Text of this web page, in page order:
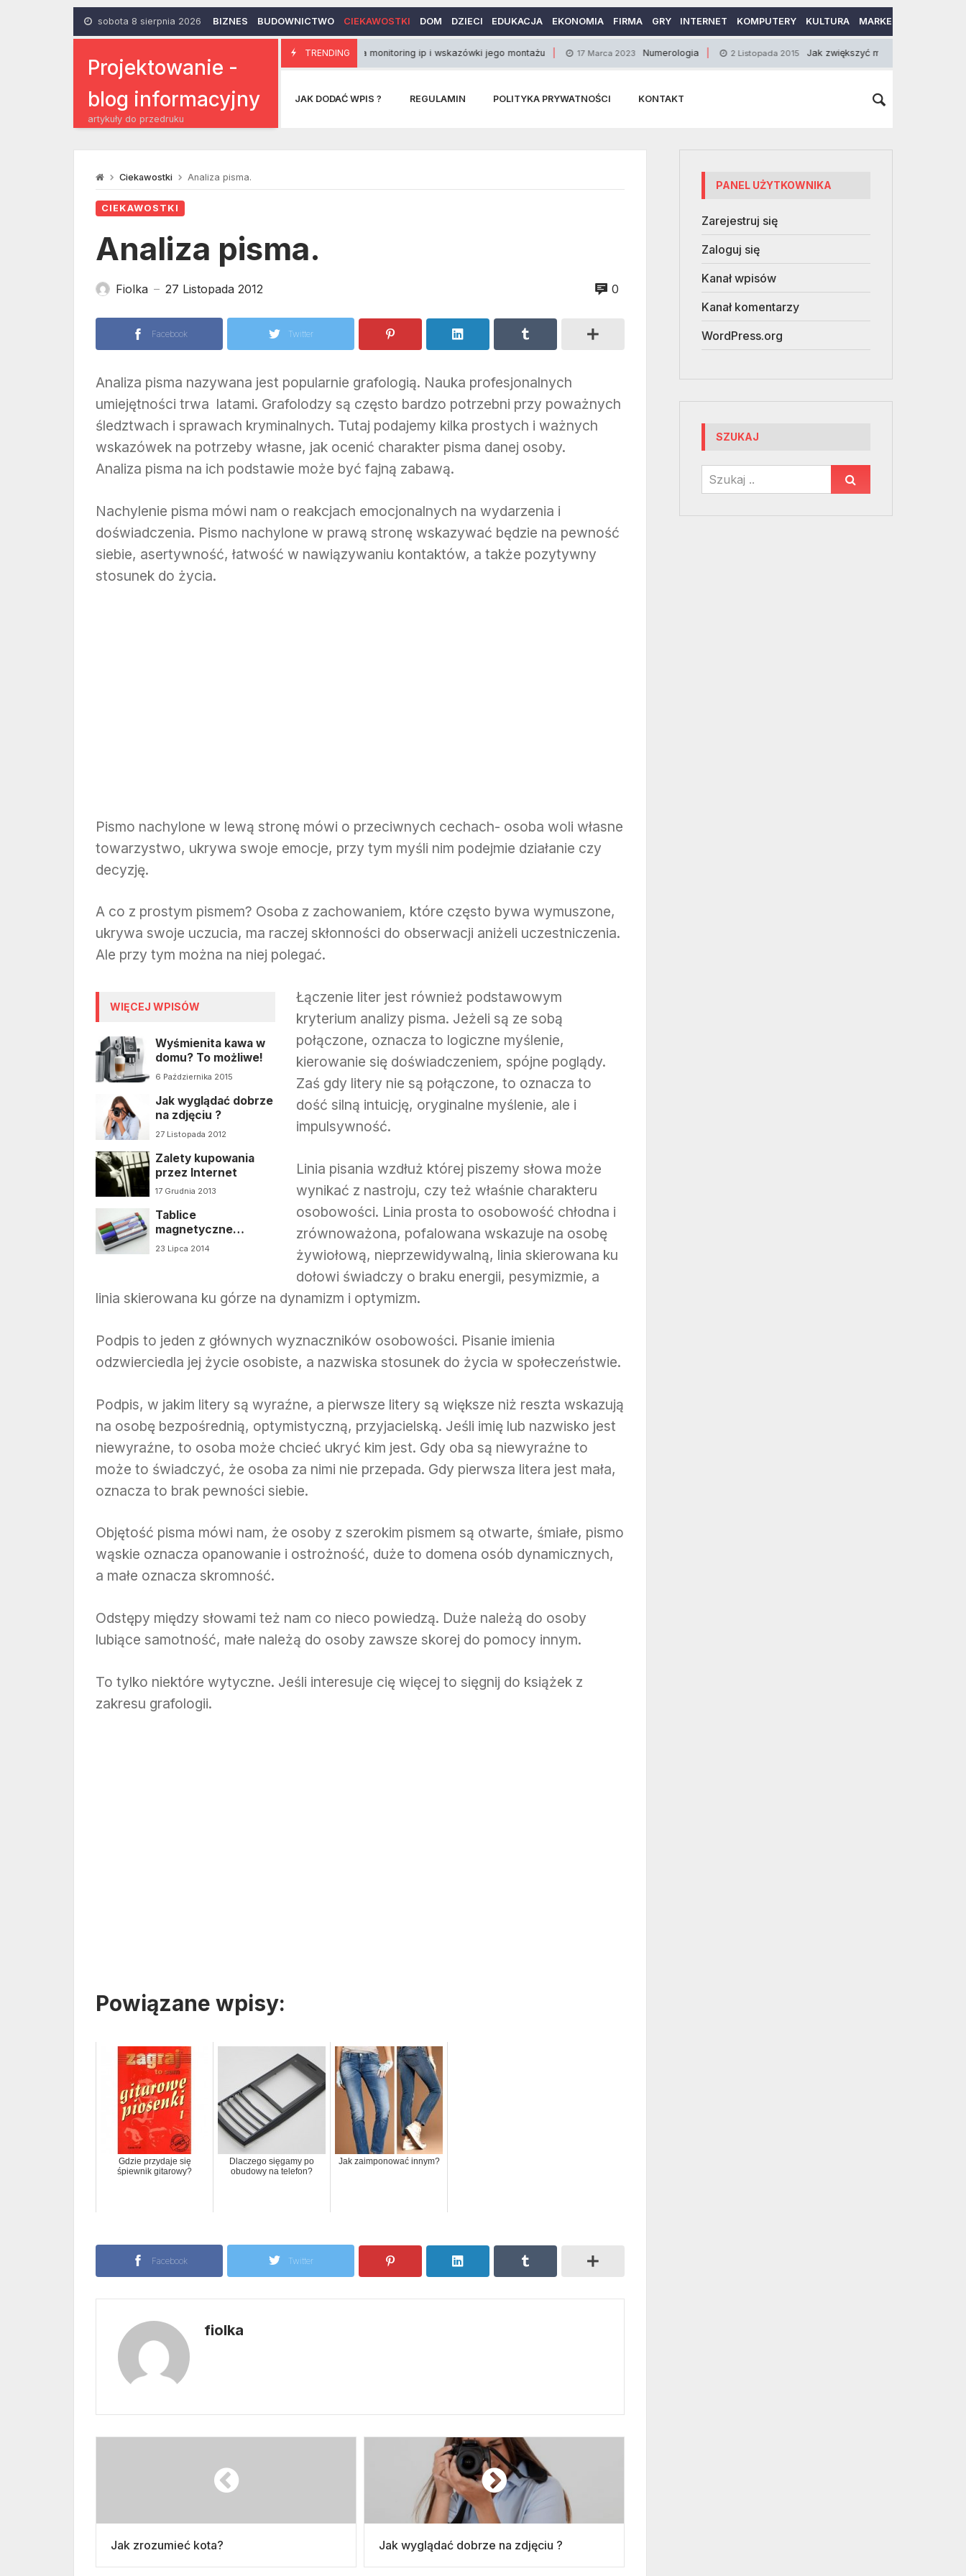
sobota 8 sierpnia 2026 BIZNES BUDOWNICTWO CIEKAWOSTKI DOM DZIECI EDUKACJA EKONOMIA FIRMA GRY INTERNET KOMPUTERY KULTURA MARKETING
Projektowanie -
blog informacyjny
artykuły do przedruku
TRENDING
Jak działa monitoring ip i wskazówki jego montażu 17 Marca 2023 Numerologia 2 Listopada 2015 Jak zwiększyć masę i siłę przy użyciu
JAK DODAĆ WPIS ? REGULAMIN POLITYKA PRYWATNOŚCI KONTAKT
Ciekawostki Analiza pisma.
CIEKAWOSTKI
Analiza pisma.
Fiolka — 27 Listopada 2012 0
Facebook Twitter
Analiza pisma nazywana jest popularnie grafologią. Nauka profesjonalnych
umiejętności trwa latami. Grafolodzy są często bardzo potrzebni przy poważnych
śledztwach i sprawach kryminalnych. Tutaj podajemy kilka prostych i ważnych
wskazówek na potrzeby własne, jak ocenić charakter pisma danej osoby.
Analiza pisma na ich podstawie może być fajną zabawą.
Nachylenie pisma mówi nam o reakcjach emocjonalnych na wydarzenia i
doświadczenia. Pismo nachylone w prawą stronę wskazywać będzie na pewność
siebie, asertywność, łatwość w nawiązywaniu kontaktów, a także pozytywny
stosunek do życia.
Pismo nachylone w lewą stronę mówi o przeciwnych cechach- osoba woli własne
towarzystwo, ukrywa swoje emocje, przy tym myśli nim podejmie działanie czy
decyzję.
A co z prostym pismem? Osoba z zachowaniem, które często bywa wymuszone,
ukrywa swoje uczucia, ma raczej skłonności do obserwacji aniżeli uczestniczenia.
Ale przy tym można na niej polegać.
WIĘCEJ WPISÓW
Wyśmienita kawa w
domu? To możliwe!
6 Października 2015
Jak wyglądać dobrze
na zdjęciu ?
27 Listopada 2012
Zalety kupowania
przez Internet
17 Grudnia 2013
Tablice
magnetyczne
produktem o coraz
23 Lipca 2014
Łączenie liter jest również podstawowym
kryterium analizy pisma. Jeżeli są ze sobą
połączone, oznacza to logiczne myślenie,
kierowanie się doświadczeniem, spójne poglądy.
Zaś gdy litery nie są połączone, to oznacza to
dość silną intuicję, oryginalne myślenie, ale i
impulsywność.
Linia pisania wzdłuż której piszemy słowa może
wynikać z nastroju, czy też właśnie charakteru
osobowości. Linia prosta to osobowość chłodna i
zrównoważona, pofalowana wskazuje na osobę
żywiołową, nieprzewidywalną, linia skierowana ku
dołowi świadczy o braku energii, pesymizmie, a
linia skierowana ku górze na dynamizm i optymizm.
Podpis to jeden z głównych wyznaczników osobowości. Pisanie imienia
odzwierciedla jej życie osobiste, a nazwiska stosunek do życia w społeczeństwie.
Podpis, w jakim litery są wyraźne, a pierwsze litery są większe niż reszta wskazują
na osobę bezpośrednią, optymistyczną, przyjacielską. Jeśli imię lub nazwisko jest
niewyraźne, to osoba może chcieć ukryć kim jest. Gdy oba są niewyraźne to
może to świadczyć, że osoba za nimi nie przepada. Gdy pierwsza litera jest mała,
oznacza to brak pewności siebie.
Objętość pisma mówi nam, że osoby z szerokim pismem są otwarte, śmiałe, pismo
wąskie oznacza opanowanie i ostrożność, duże to domena osób dynamicznych,
a małe oznacza skromność.
Odstępy między słowami też nam co nieco powiedzą. Duże należą do osoby
lubiące samotność, małe należą do osoby zawsze skorej do pomocy innym.
To tylko niektóre wytyczne. Jeśli interesuje cię więcej to sięgnij do książek z
zakresu grafologii.
Powiązane wpisy:
Gdzie przydaje się
śpiewnik gitarowy?
Dlaczego sięgamy po
obudowy na telefon?
Jak zaimponować innym?
Facebook Twitter
fiolka
Jak zrozumieć kota? Jak wyglądać dobrze na zdjęciu ?
PANEL UŻYTKOWNIKA
Zarejestruj się
Zaloguj się
Kanał wpisów
Kanał komentarzy
WordPress.org
SZUKAJ